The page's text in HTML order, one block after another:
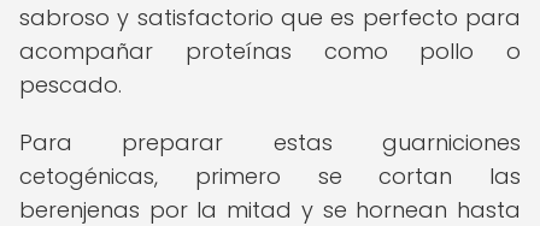
sabroso y satisfactorio que es perfecto para
acompañar proteínas como pollo o
pescado.
Para preparar estas guarniciones
cetogénicas, primero se cortan las
berenjenas por la mitad y se hornean hasta